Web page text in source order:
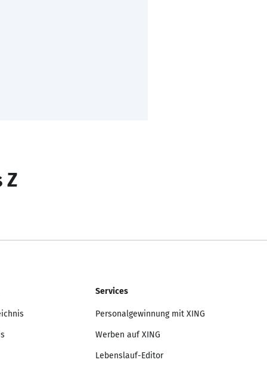
Z
Services
Personalgewinnung mit XING
Werben auf XING
Lebenslauf-Editor